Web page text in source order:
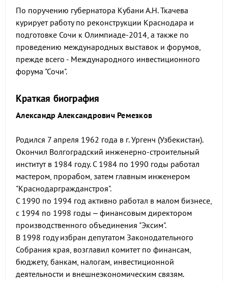
По поручению губернатора Кубани А.Н. Ткачева
курирует работу по реконструкции Краснодара и
подготовке Сочи к Олимпиаде-2014, а также по
проведению международных выставок и форумов,
прежде всего - Международного инвестиционного
форума "Сочи".
Краткая биография
Александр Александрович Ремезков
Родился 7 апреля 1962 года в г. Ургенч (Узбекистан).
Окончил Волгоградский инженерно-строительный
институт в 1984 году. С 1984 по 1990 годы работал
мастером, прорабом, затем главным инженером
"Краснодаргражданстроя".
С 1990 по 1994 год активно работал в малом бизнесе,
с 1994 по 1998 годы – финансовым директором
производственного объединения "Эксим".
В 1998 году избран депутатом Законодательного
Собрания края, возглавил комитет по финансам,
бюджету, банкам, налогам, инвестиционной
деятельности и внешнеэкономическим связям.